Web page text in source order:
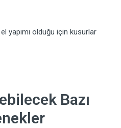
yapımı olduğu için kusurlar
Bazı